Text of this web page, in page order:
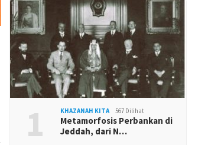
1 KHAZANAH KITA 567 Dilihat
Metamorfosis Perbankan di
Jeddah, dari N…